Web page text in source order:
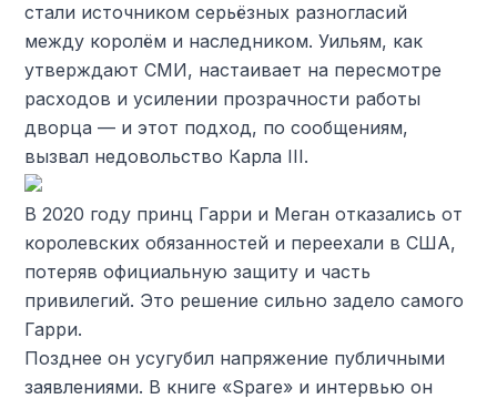
стали источником серьёзных разногласий
между королём и наследником. Уильям, как
утверждают СМИ, настаивает на пересмотре
расходов и усилении прозрачности работы
дворца — и этот подход, по сообщениям,
вызвал недовольство Карла III.
В 2020 году принц Гарри и Меган отказались от
королевских обязанностей и переехали в США,
потеряв официальную защиту и часть
привилегий. Это решение сильно задело самого
Гарри.
Позднее он усугубил напряжение публичными
заявлениями. В книге «Spare» и интервью он